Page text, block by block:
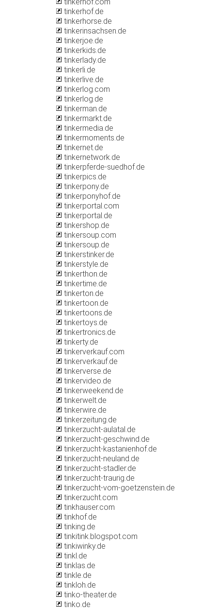
tinkerhof.de
tinkerhorse.de
tinkerinsachsen.de
tinkerjoe.de
tinkerkids.de
tinkerlady.de
tinkerli.de
tinkerlive.de
tinkerlog.com
tinkerlog.de
tinkerman.de
tinkermarkt.de
tinkermedia.de
tinkermoments.de
tinkernet.de
tinkernetwork.de
tinkerpferde-suedhof.de
tinkerpics.de
tinkerpony.de
tinkerponyhof.de
tinkerportal.com
tinkerportal.de
tinkershop.de
tinkersoup.com
tinkersoup.de
tinkerstinker.de
tinkerstyle.de
tinkerthon.de
tinkertime.de
tinkerton.de
tinkertoon.de
tinkertoons.de
tinkertoys.de
tinkertronics.de
tinkerty.de
tinkerverkauf.com
tinkerverkauf.de
tinkerverse.de
tinkervideo.de
tinkerweekend.de
tinkerwelt.de
tinkerwire.de
tinkerzeitung.de
tinkerzucht-aulatal.de
tinkerzucht-geschwind.de
tinkerzucht-kastanienhof.de
tinkerzucht-neuland.de
tinkerzucht-stadler.de
tinkerzucht-traurig.de
tinkerzucht-vom-goetzenstein.de
tinkerzucht.com
tinkhauser.com
tinkhof.de
tinking.de
tinkitink.blogspot.com
tinkiwinky.de
tinkl.de
tinklas.de
tinkle.de
tinkloh.de
tinko-theater.de
tinko.de